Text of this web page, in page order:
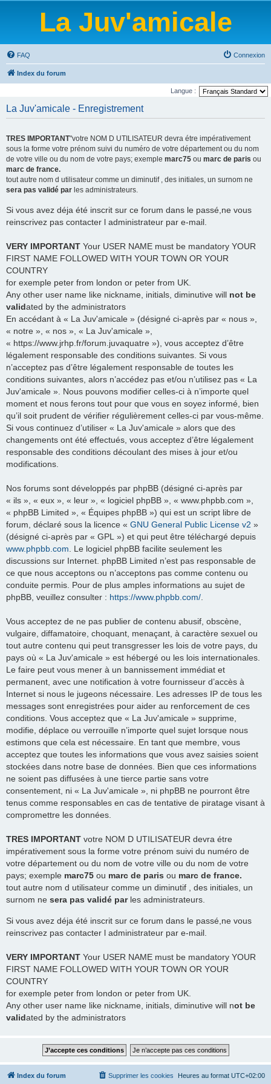
La Juv'amicale
FAQ Connexion
Index du forum
Langue :
La Juv'amicale - Enregistrement
TRES IMPORTANT"votre NOM D UTILISATEUR devra étre impérativement
sous la forme votre prénom suivi du numéro de votre département ou du nom
de votre ville ou du nom de votre pays; exemple marc75 ou marc de paris ou
marc de france.
tout autre nom d utilisateur comme un diminutif , des initiales, un surnom ne
sera pas validé par les administrateurs.
Si vous avez déja été inscrit sur ce forum dans le passé,ne vous
reinscrivez pas contacter l administrateur par e-mail.
VERY IMPORTANT Your USER NAME must be mandatory YOUR
FIRST NAME FOLLOWED WITH YOUR TOWN OR YOUR
COUNTRY
for exemple peter from london or peter from UK.
Any other user name like nickname, initials, diminutive will not be
validated by the administrators
En accédant à « La Juv'amicale » (désigné ci-après par « nous »,
« notre », « nos », « La Juv'amicale »,
« https://www.jrhp.fr/forum.juvaquatre »), vous acceptez d’être
légalement responsable des conditions suivantes. Si vous
n’acceptez pas d’être légalement responsable de toutes les
conditions suivantes, alors n’accédez pas et/ou n’utilisez pas « La
Juv'amicale ». Nous pouvons modifier celles-ci à n’importe quel
moment et nous ferons tout pour que vous en soyez informé, bien
qu’il soit prudent de vérifier régulièrement celles-ci par vous-même.
Si vous continuez d’utiliser « La Juv'amicale » alors que des
changements ont été effectués, vous acceptez d’être légalement
responsable des conditions découlant des mises à jour et/ou
modifications.
Nos forums sont développés par phpBB (désigné ci-après par
« ils », « eux », « leur », « logiciel phpBB », « www.phpbb.com »,
« phpBB Limited », « Équipes phpBB ») qui est un script libre de
forum, déclaré sous la licence « GNU General Public License v2 »
(désigné ci-après par « GPL ») et qui peut être téléchargé depuis
www.phpbb.com. Le logiciel phpBB facilite seulement les
discussions sur Internet. phpBB Limited n’est pas responsable de
ce que nous acceptons ou n’acceptons pas comme contenu ou
conduite permis. Pour de plus amples informations au sujet de
phpBB, veuillez consulter : https://www.phpbb.com/.
Vous acceptez de ne pas publier de contenu abusif, obscène,
vulgaire, diffamatoire, choquant, menaçant, à caractère sexuel ou
tout autre contenu qui peut transgresser les lois de votre pays, du
pays où « La Juv'amicale » est hébergé ou les lois internationales.
Le faire peut vous mener à un bannissement immédiat et
permanent, avec une notification à votre fournisseur d’accès à
Internet si nous le jugeons nécessaire. Les adresses IP de tous les
messages sont enregistrées pour aider au renforcement de ces
conditions. Vous acceptez que « La Juv'amicale » supprime,
modifie, déplace ou verrouille n’importe quel sujet lorsque nous
estimons que cela est nécessaire. En tant que membre, vous
acceptez que toutes les informations que vous avez saisies soient
stockées dans notre base de données. Bien que ces informations
ne soient pas diffusées à une tierce partie sans votre
consentement, ni « La Juv'amicale », ni phpBB ne pourront être
tenus comme responsables en cas de tentative de piratage visant à
compromettre les données.
TRES IMPORTANT votre NOM D UTILISATEUR devra étre
impérativement sous la forme votre prénom suivi du numéro de
votre département ou du nom de votre ville ou du nom de votre
pays; exemple marc75 ou marc de paris ou marc de france.
tout autre nom d utilisateur comme un diminutif , des initiales, un
surnom ne sera pas validé parles administrateurs.
Si vous avez déja été inscrit sur ce forum dans le passé,ne vous
reinscrivez pas contacter l administrateur par e-mail.
VERY IMPORTANT Your USER NAME must be mandatory YOUR
FIRST NAME FOLLOWED WITH YOUR TOWN OR YOUR
COUNTRY
for exemple peter from london or peter from UK.
Any other user name like nickname, initials, diminutive will not be
validated by the administrators
Index du forum Heures au format UTC+02:00
Supprimer les cookies